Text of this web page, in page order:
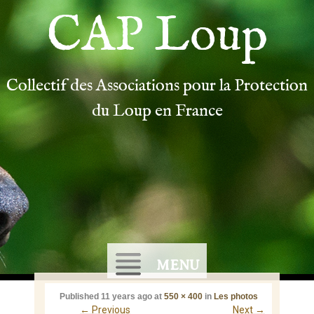
CAP Loup
Collectif des Associations pour la Protection
du Loup en France
MENU
Published 11 years agoat 550 × 400in Les photos
← Previous Next →